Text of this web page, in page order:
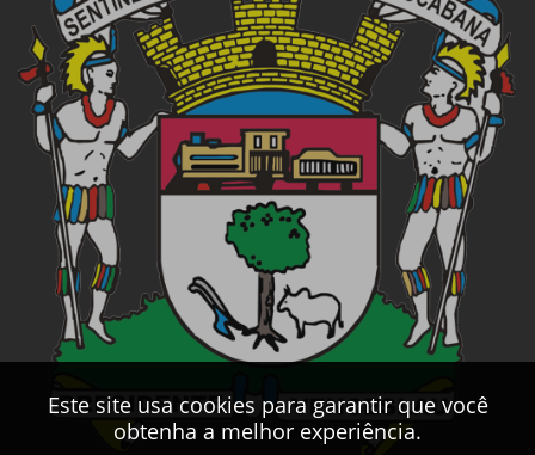
Este site usa cookies para garantir que você
obtenha a melhor experiência.